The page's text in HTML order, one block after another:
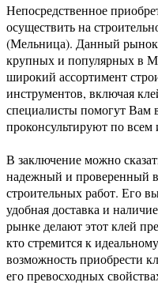
Непосредственное
осуществить на
(Мельница). Данный рынок
крупных и популярных в
широкий ассортимент
инструментов, включая
специалисты помогут Вам
проконсультируют по
В заключение можно
надежный и проверенный
строительных работ. Его
удобная доставка и
рынке делают этот клей
кто стремится к
возможность приобрести
его превосходных